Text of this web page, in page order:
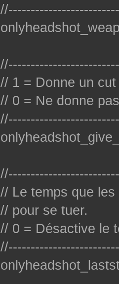
// 1 = Donne un
// 0 = Ne donne
// Le temps que
// pour se tuer.
// 0 = Désactive le